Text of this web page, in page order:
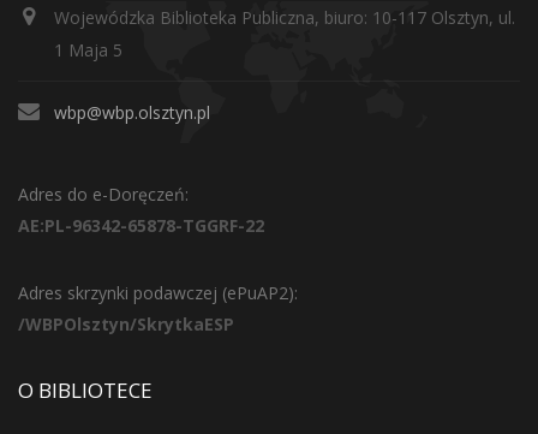
Wojewódzka Biblioteka Publiczna, biuro: 10-117 Olsztyn, ul.
1 Maja 5
wbp@wbp.olsztyn.pl
Adres do e-Doręczeń:
AE:PL-96342-65878-TGGRF-22
Adres skrzynki podawczej (ePuAP2):
/WBPOlsztyn/SkrytkaESP
O BIBLIOTECE